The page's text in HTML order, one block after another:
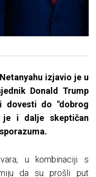
izjavio je u
Donald Trump
dovesti do "dobrog
je i dalje skeptičan
u kombinaciji s
da su prošli put